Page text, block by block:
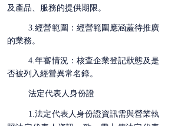
及產品、服務的提供期限。
3.經營範圍：經營範圍應涵蓋待推廣
的業務。
4.年審情況：核查企業登記狀態及是
否被列入經營異常名錄。
法定代表人身份證
1.法定代表人身份證資訊需與營業執